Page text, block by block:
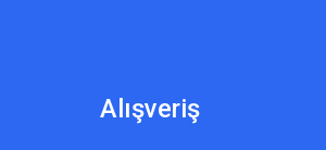
Alışveriş